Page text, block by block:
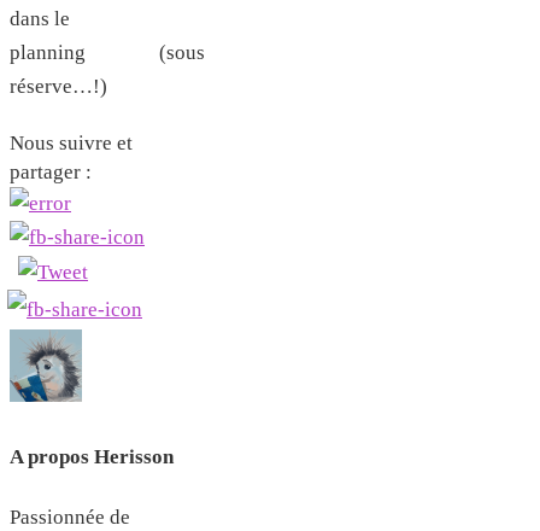
dans le
planning (sous
réserve…!)
Nous suivre et
partager :
A propos Herisson
Passionnée de